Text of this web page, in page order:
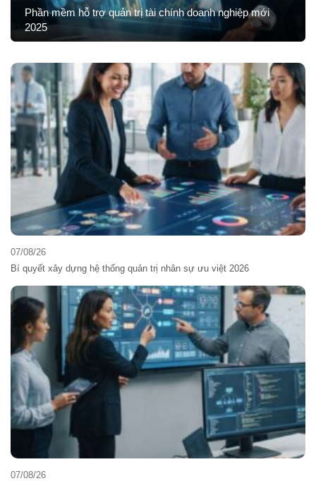
Phần mềm hỗ trợ quản trị tài chính doanh nghiệp mới
2025
07/08/26
Bí quyết xây dựng hệ thống quản trị nhân sự ưu việt 2026
07/08/26